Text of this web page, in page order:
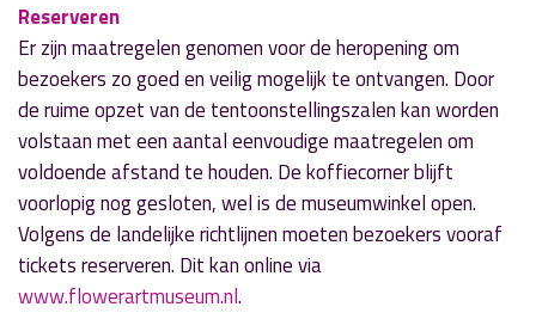
Reserveren
Er zijn maatregelen genomen voor de heropening om
bezoekers zo goed en veilig mogelijk te ontvangen. Door
de ruime opzet van de tentoonstellingszalen kan worden
volstaan met een aantal eenvoudige maatregelen om
voldoende afstand te houden. De koffiecorner blijft
voorlopig nog gesloten, wel is de museumwinkel open.
Volgens de landelijke richtlijnen moeten bezoekers vooraf
tickets reserveren. Dit kan online via
www.flowerartmuseum.nl.